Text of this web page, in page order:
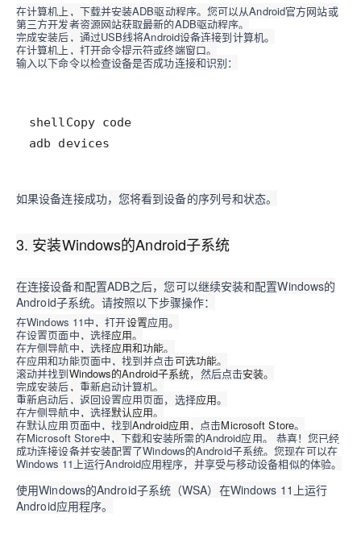
在计算机上，下载并安装ADB驱动程序。您可以从Android官方网站或
第三方开发者资源网站获取最新的ADB驱动程序。
完成安装后，通过USB线将Android设备连接到计算机。
在计算机上，打开命令提示符或终端窗口。
输入以下命令以检查设备是否成功连接和识别：
adb devices
如果设备连接成功，您将看到设备的序列号和状态。
3. 安装Windows的Android子系统
在连接设备和配置ADB之后，您可以继续安装和配置Windows的
Android子系统。请按照以下步骤操作：
在Windows 11中，打开设置应用。
在设置页面中，选择应用。
在左侧导航中，选择应用和功能。
在应用和功能页面中，找到并点击可选功能。
滚动并找到Windows的Android子系统，然后点击安装。
完成安装后，重新启动计算机。
重新启动后，返回设置应用页面，选择应用。
在左侧导航中，选择默认应用。
在默认应用页面中，找到Android应用，点击Microsoft Store。
在Microsoft Store中，下载和安装所需的Android应用。 恭喜！您已经
成功连接设备并安装配置了Windows的Android子系统。您现在可以在
Windows 11上运行Android应用程序，并享受与移动设备相似的体验。
使用Windows的Android子系统（WSA）在Windows 11上运行
Android应用程序。